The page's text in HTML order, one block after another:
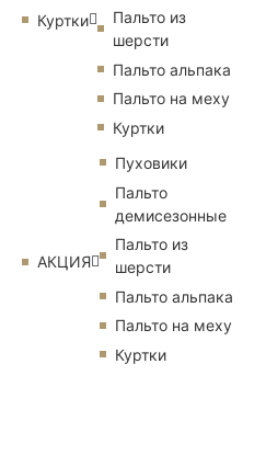
Куртки
Пальто из
шерсти
Пальто альпака
Пальто на меху
Куртки
АКЦИЯ
Пуховики
Пальто
демисезонные
Пальто из
шерсти
Пальто альпака
Пальто на меху
Куртки